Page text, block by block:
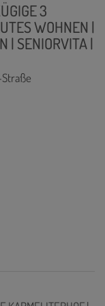
3
WOHNEN |
| SENIORVITA |